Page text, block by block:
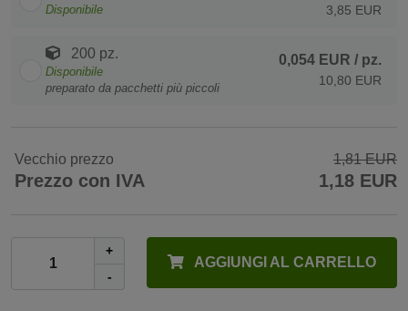
Disponibile 3,85 EUR
200 pz.
Disponibile
preparato da pacchetti più piccoli
0,054 EUR / pz.
10,80 EUR
Vecchio prezzo 1,81 EUR
Prezzo con IVA 1,18 EUR
+
-
AGGIUNGI AL CARRELLO